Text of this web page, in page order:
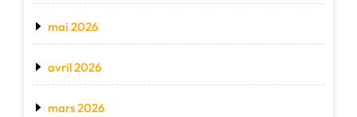
mai 2026
avril 2026
mars 2026